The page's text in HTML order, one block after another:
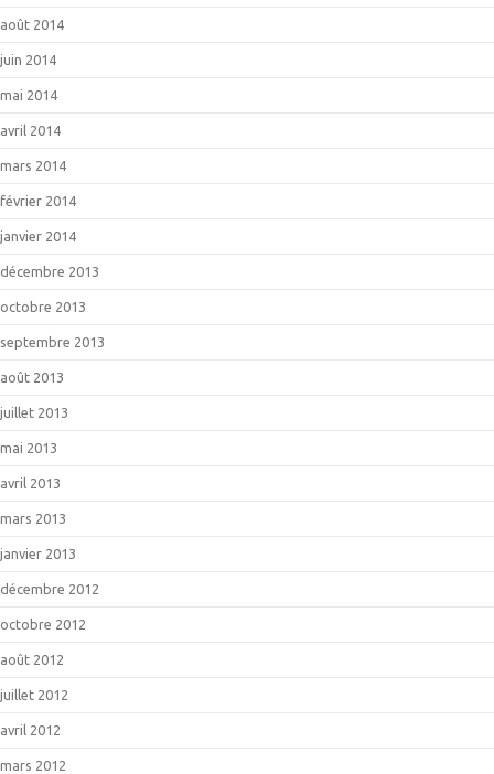
août 2014
juin 2014
mai 2014
avril 2014
mars 2014
février 2014
janvier 2014
décembre 2013
octobre 2013
septembre 2013
août 2013
juillet 2013
mai 2013
avril 2013
mars 2013
janvier 2013
décembre 2012
octobre 2012
août 2012
juillet 2012
avril 2012
mars 2012